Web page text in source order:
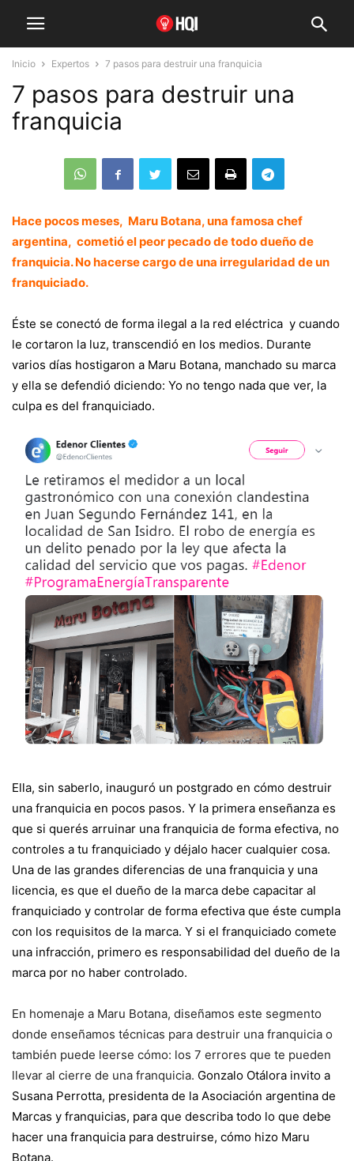
Inicio Expertos 7 pasos para destruir una franquicia
7 pasos para destruir una
franquicia
Hace pocos meses, Maru Botana, una famosa chef
argentina, cometió el peor pecado de todo dueño de
franquicia. No hacerse cargo de una irregularidad de un
franquiciado.
Éste se conectó de forma ilegal a la red eléctrica y cuando
le cortaron la luz, transcendió en los medios. Durante
varios días hostigaron a Maru Botana, manchado su marca
y ella se defendió diciendo: Yo no tengo nada que ver, la
culpa es del franquiciado.
Ella, sin saberlo, inauguró un postgrado en cómo destruir
una franquicia en pocos pasos. Y la primera enseñanza es
que si querés arruinar una franquicia de forma efectiva, no
controles a tu franquiciado y déjalo hacer cualquier cosa.
Una de las grandes diferencias de una franquicia y una
licencia, es que el dueño de la marca debe capacitar al
franquiciado y controlar de forma efectiva que éste cumpla
con los requisitos de la marca. Y si el franquiciado comete
una infracción, primero es responsabilidad del dueño de la
marca por no haber controlado.
En homenaje a Maru Botana, diseñamos este segmento
donde enseñamos técnicas para destruir una franquicia o
también puede leerse cómo: los 7 errores que te pueden
llevar al cierre de una franquicia. Gonzalo Otálora invito a
Susana Perrotta, presidenta de la Asociación argentina de
Marcas y franquicias, para que describa todo lo que debe
hacer una franquicia para destruirse, cómo hizo Maru
Botana.